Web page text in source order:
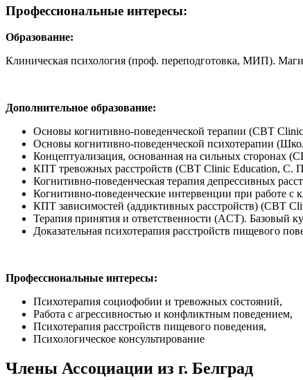
Профессиональные интересы:
Образование:
Клиническая психология (проф. переподготовка, МИП).
Дополнительное образование:
Основы когнитивно-поведенческой терапии (CBT
Основы когнитивно-поведенческой психотерапии
Концептуализация, основанная на сильных сторонах
КПТ тревожных расстройств (CBT Clinic Education, С.
Когнитивно-поведенческая терапия депрессивных
Когнитивно-поведенческие интервенции при работе
КПТ зависимостей (аддиктивных расстройств) (CBT
Терапия принятия и ответственности (ACT). Базовый
Доказательная психотерапия расстройств пищевого
Профессиональные интересы:
Психотерапия социофобии и тревожных состояний,
Работа с агрессивностью и конфликтным поведением,
Психотерапия расстройств пищевого поведения,
Психологическое консультирование
Члены Ассоциации из г. Белград